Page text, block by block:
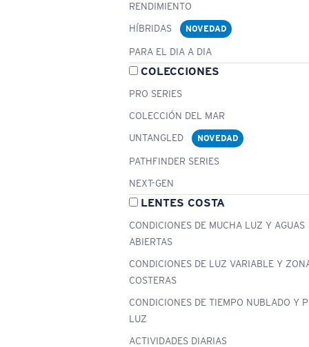
RENDIMIENTO
HÍBRIDAS
NOVEDAD
PARA EL DIA A DIA
COLECCIONES
PRO SERIES
COLECCIÓN DEL MAR
UNTANGLED
NOVEDAD
PATHFINDER SERIES
NEXT-GEN
LENTES COSTA
CONDICIONES DE MUCHA LUZ Y AGUAS
ABIERTAS
CONDICIONES DE LUZ VARIABLE Y
COSTERAS
CONDICIONES DE TIEMPO NUBLADO Y
LUZ
ACTIVIDADES DIARIAS